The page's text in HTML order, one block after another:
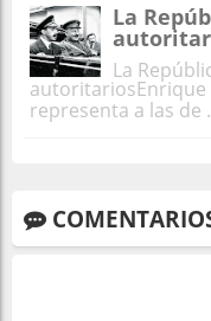
La
La
autoritariosEnrique
representa a las de